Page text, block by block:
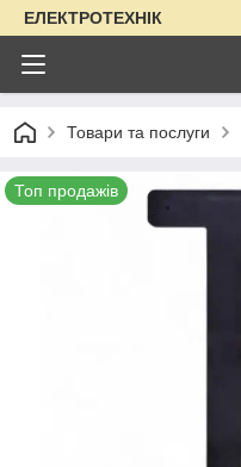
ЕЛЕКТРОТЕХНІК
Товари та послуги
Топ продажів